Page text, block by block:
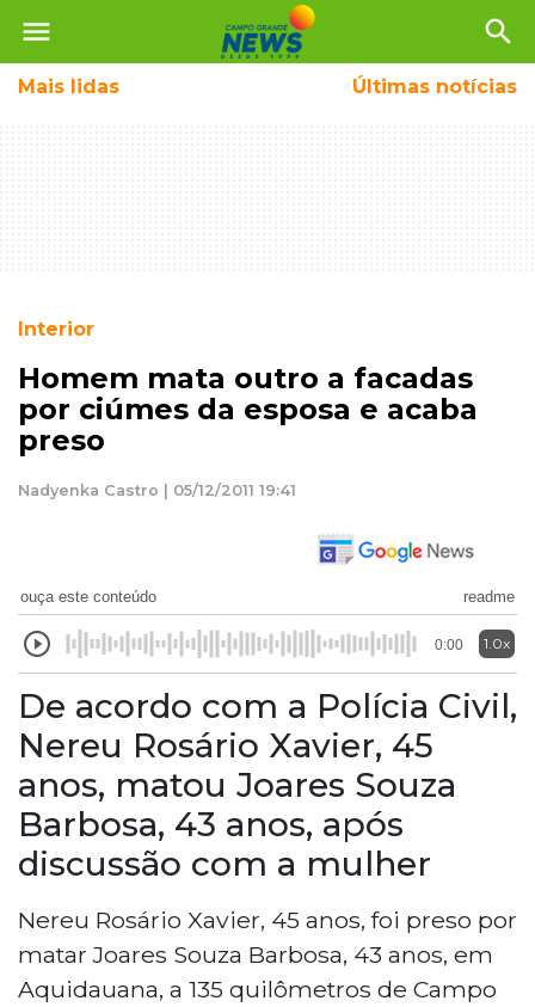
menu search
Mais lidas Últimas notícias
Interior
Homem mata outro a facadas
por ciúmes da esposa e acaba
preso
Nadyenka Castro | 05/12/2011 19:41
ouça este conteúdo readme
0:00 1.0x
De acordo com a Polícia Civil,
Nereu Rosário Xavier, 45
anos, matou Joares Souza
Barbosa, 43 anos, após
discussão com a mulher
Nereu Rosário Xavier, 45 anos, foi preso por
matar Joares Souza Barbosa, 43 anos, em
Aquidauana, a 135 quilômetros de Campo